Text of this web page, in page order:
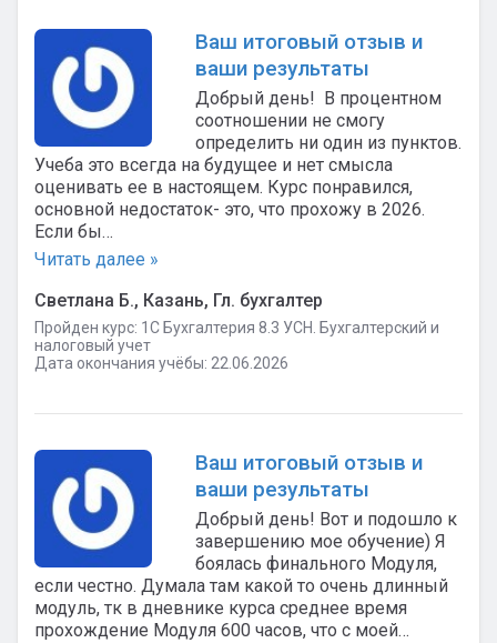
Ваш итоговый отзыв и
ваши результаты
Добрый день! В процентном
соотношении не смогу
определить ни один из пунктов.
Учеба это всегда на будущее и нет смысла
оценивать ее в настоящем. Курс понравился,
основной недостаток- это, что прохожу в 2026.
Если бы…
Читать далее »
Светлана Б., Казань, Гл. бухгалтер
Пройден курс: 1C Бухгалтерия 8.3 УСН. Бухгалтерский и
налоговый учет
Дата окончания учёбы: 22.06.2026
Ваш итоговый отзыв и
ваши результаты
Добрый день! Вот и подошло к
завершению мое обучение) Я
боялась финального Модуля,
если честно. Думала там какой то очень длинный
модуль, тк в дневнике курса среднее время
прохождение Модуля 600 часов, что с моей…